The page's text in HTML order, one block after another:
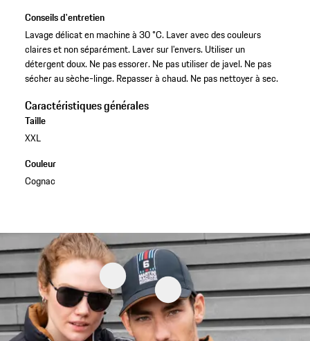
Conseils d'entretien
Lavage délicat en machine à 30 °C. Laver avec des couleurs
claires et non séparément. Laver sur l’envers. Utiliser un
détergent doux. Ne pas essorer. Ne pas utiliser de javel. Ne pas
sécher au sèche-linge. Repasser à chaud. Ne pas nettoyer à sec.
Caractéristiques générales
Taille
XXL
Couleur
Cognac